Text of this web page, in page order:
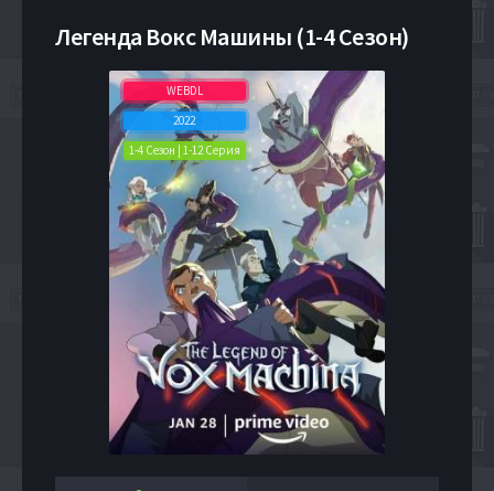
Легенда Вокс Машины (1-4 Сезон)
WEBDL
2022
1-4 Сезон | 1-12 Серия